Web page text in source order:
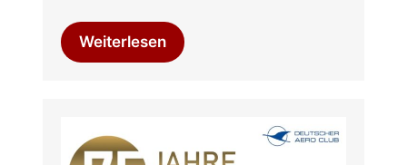
Weiterlesen